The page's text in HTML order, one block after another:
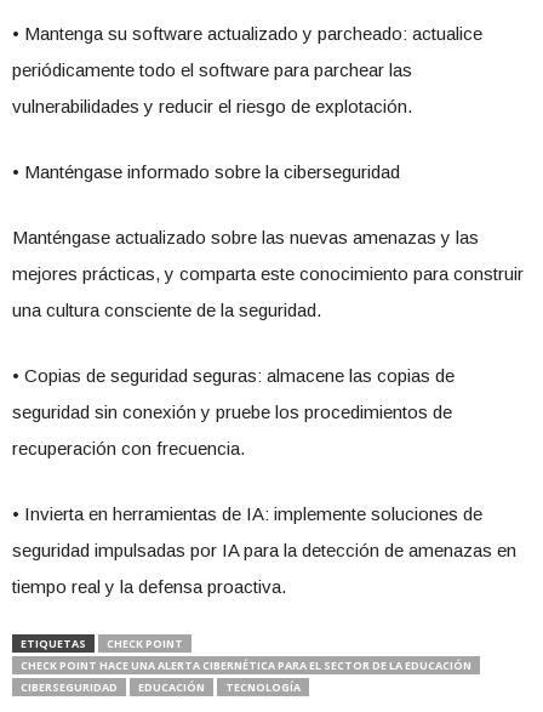
• Mantenga su software actualizado y parcheado: actualice
periódicamente todo el software para parchear las
vulnerabilidades y reducir el riesgo de explotación.
• Manténgase informado sobre la ciberseguridad
Manténgase actualizado sobre las nuevas amenazas y las
mejores prácticas, y comparta este conocimiento para construir
una cultura consciente de la seguridad.
• Copias de seguridad seguras: almacene las copias de
seguridad sin conexión y pruebe los procedimientos de
recuperación con frecuencia.
• Invierta en herramientas de IA: implemente soluciones de
seguridad impulsadas por IA para la detección de amenazas en
tiempo real y la defensa proactiva.
ETIQUETAS
CHECK POINT
CHECK POINT HACE UNA ALERTA CIBERNÉTICA PARA EL SECTOR DE LA EDUCACIÓN
CIBERSEGURIDAD
EDUCACIÓN TECNOLOGÍA